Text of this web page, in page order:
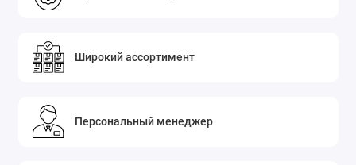
Широкий ассортимент
Персональный менеджер